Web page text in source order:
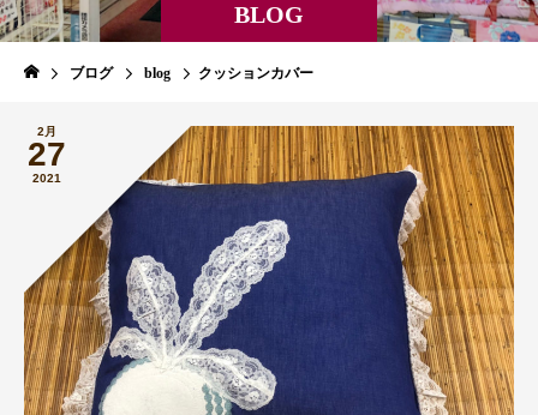
BLOG
ブログ blog クッションカバー
2月
27
2021